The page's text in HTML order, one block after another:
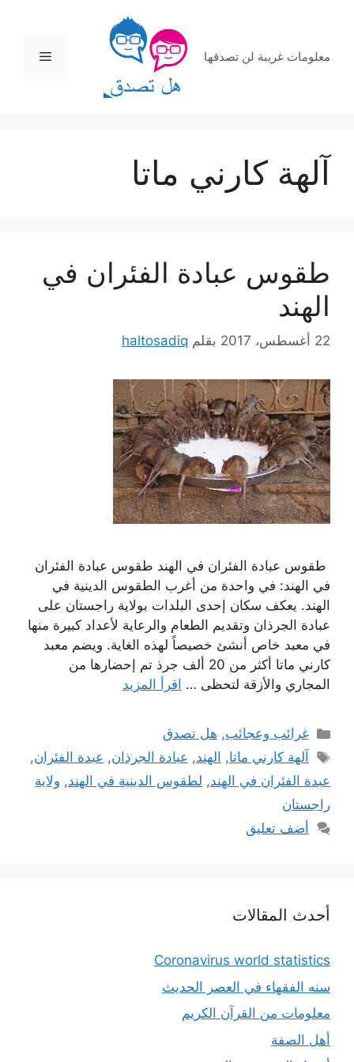
المحتوى
معلومات غريبة لن تصدقها القائمة
آلهة كارني ماتا
طقوس عبادة الفئران في
الهند
22 أغسطس، 2017 بقلم haltosadiq
طقوس عبادة الفئران في الهند طقوس عبادة الفئران
في الهند: في واحدة من أغرب الطقوس الدينية في
الهند. يعكف سكان إحدى البلدات بولاية راجستان على
عبادة الجرذان وتقديم الطعام والرعاية لأعداد كبيرة منها
في معبد خاص أنشئ خصيصاً لهذه الغاية. ويضم معبد
كارني ماتا أكثر من 20 ألف جرذ تم إحضارها من
المجاري والأزقة لتحظى … اقرأ المزيد
التصنيفات
غرائب وعجائب, هل تصدق
الوسوم
آلهة كارني ماتا, الهند, عبادة الجرذان, عبدة الفئران,
عبدة الفئران في الهند, لطقوس الدينية في الهند, ولاية
راجستان
أضف تعليق
أحدث المقالات
Coronavirus world statistics
سنه الفقهاء في العصر الحديث
معلومات من القرآن الكريم
أهل الصفة